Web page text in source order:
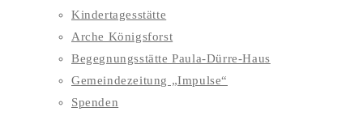
Kindertagesstätte
Arche Königsforst
Begegnungsstätte Paula-Dürre-Haus
Gemeindezeitung „Impulse“
Spenden